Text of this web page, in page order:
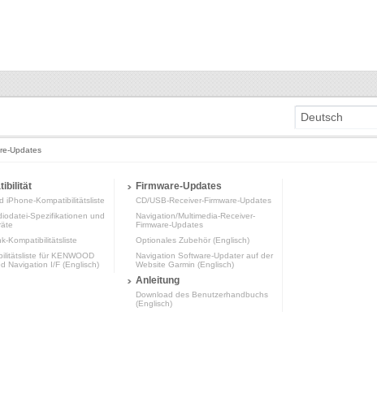
Deutsch
Updates
iPhone-Kompatibilitätsliste
Spezifikationen und
Kompatibilitätsliste
für KENWOOD
Navigation I/F (Englisch)
Firmware-Updates
CD/USB-Receiver-Firmware-Updates
Navigation/Multimedia-Receiver-
Firmware-Updates
Optionales Zubehör (Englisch)
Navigation Software-Updater auf der
Website Garmin (Englisch)
Anleitung
Download des Benutzerhandbuchs
(Englisch)